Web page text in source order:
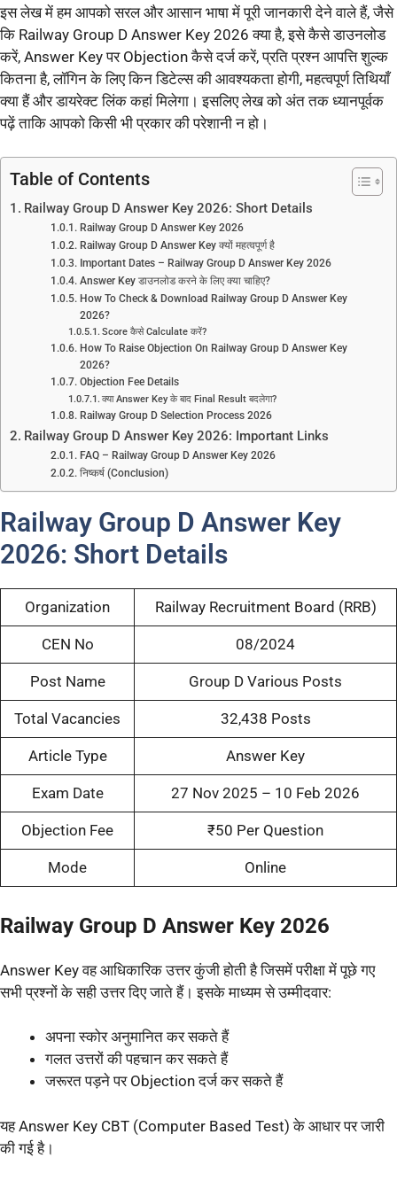
इस लेख में हम आपको सरल और आसान भाषा में पूरी जानकारी देने वाले हैं, जैसे
कि Railway Group D Answer Key 2026 क्या है, इसे कैसे डाउनलोड
करें, Answer Key पर Objection कैसे दर्ज करें, प्रति प्रश्न आपत्ति शुल्क
कितना है, लॉगिन के लिए किन डिटेल्स की आवश्यकता होगी, महत्वपूर्ण तिथियाँ
क्या हैं और डायरेक्ट लिंक कहां मिलेगा। इसलिए लेख को अंत तक ध्यानपूर्वक
पढ़ें ताकि आपको किसी भी प्रकार की परेशानी न हो।
Table of Contents
Railway Group D Answer Key 2026: Short Details
Railway Group D Answer Key 2026
Railway Group D Answer Key क्यों महत्वपूर्ण है
Important Dates – Railway Group D Answer Key 2026
Answer Key डाउनलोड करने के लिए क्या चाहिए?
How To Check & Download Railway Group D Answer Key
2026?
Score कैसे Calculate करें?
How To Raise Objection On Railway Group D Answer Key
2026?
Objection Fee Details
क्या Answer Key के बाद Final Result बदलेगा?
Railway Group D Selection Process 2026
Railway Group D Answer Key 2026: Important Links
FAQ – Railway Group D Answer Key 2026
निष्कर्ष (Conclusion)
Railway Group D Answer Key
2026: Short Details
Organization Railway Recruitment Board (RRB)
CEN No 08/2024
Post Name Group D Various Posts
Total Vacancies 32,438 Posts
Article Type Answer Key
Exam Date 27 Nov 2025 – 10 Feb 2026
Objection Fee ₹50 Per Question
Mode Online
Railway Group D Answer Key 2026
Answer Key वह आधिकारिक उत्तर कुंजी होती है जिसमें परीक्षा में पूछे गए
सभी प्रश्नों के सही उत्तर दिए जाते हैं। इसके माध्यम से उम्मीदवार:
अपना स्कोर अनुमानित कर सकते हैं
गलत उत्तरों की पहचान कर सकते हैं
जरूरत पड़ने पर Objection दर्ज कर सकते हैं
यह Answer Key CBT (Computer Based Test) के आधार पर जारी
की गई है।